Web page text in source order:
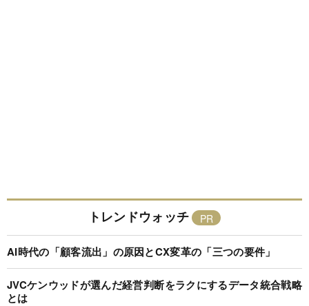
トレンドウォッチ
AI時代の「顧客流出」の原因とCX変革の「三つの要件」
JVCケンウッドが選んだ経営判断をラクにするデータ統合戦略
とは